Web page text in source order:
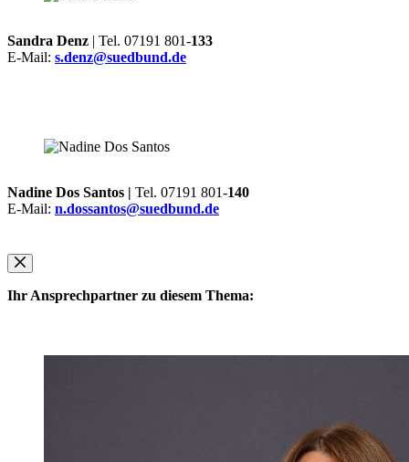
Sandra Denz | Tel. 07191 801-133
E-Mail: s.denz@suedbund.de
Nadine Dos Santos | Tel. 07191 801-140
E-Mail: n.dossantos@suedbund.de
Ihr Ansprechpartner zu diesem Thema: